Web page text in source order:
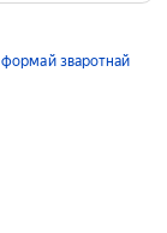
формай зваротнай